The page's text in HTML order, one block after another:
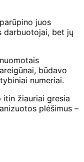
juos
darbuotojai, bet jų
būdavo
numeriai.
žiauriai gresia
plėšimus –